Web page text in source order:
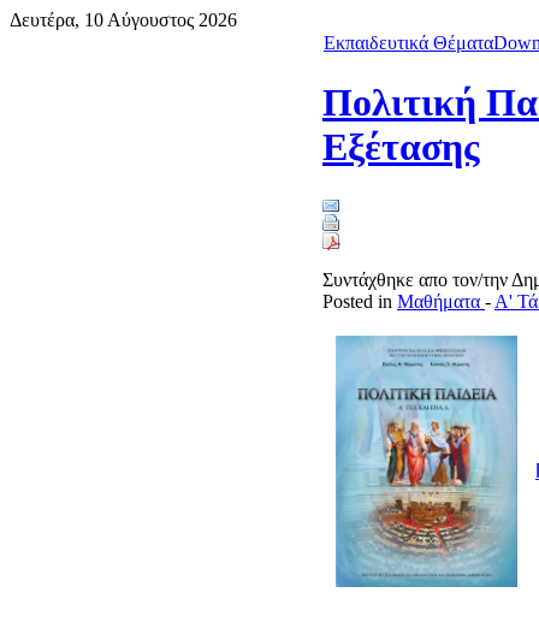
Δευτέρα, 10 Αύγουστος 2026
Εκπαιδευτικά Θέματα
Πολιτική
Εξέτασης
Συντάχθηκε απο τον/την
Posted in Μαθήματα - Α'